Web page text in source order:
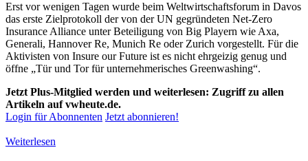
Erst vor wenigen Tagen wurde beim Weltwirtschaftsforum in Davos
das erste Zielprotokoll der von der UN gegründeten Net-Zero
Insurance Alliance unter Beteiligung von Big Playern wie Axa,
Generali, Hannover Re, Munich Re oder Zurich vorgestellt. Für die
Aktivisten von Insure our Future ist es nicht ehrgeizig genug und
öffne „Tür und Tor für unternehmerisches Greenwashing“.
Jetzt Plus-Mitglied werden und weiterlesen: Zugriff zu allen
Artikeln auf vwheute.de.
Login für Abonnenten Jetzt abonnieren!
Weiterlesen